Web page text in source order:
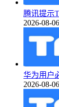
腾讯提示
2026-08-
华为用户
2026-08-